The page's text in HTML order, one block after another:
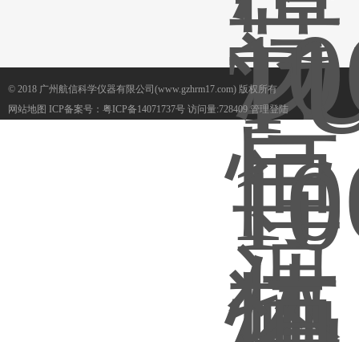
© 2018 广州航信科学仪器有限公司(www.gzhrm17.com) 版权所有
网站地图 ICP备案号： 粤ICP备14071737号 访问量:728409管理登陆